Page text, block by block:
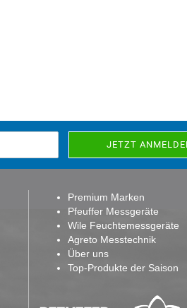
Premium Marken
Pfeuffer Messgeräte
Wile Feuchtemessgeräte
Agreto Messtechnik
Über uns
Top-Produkte der Saison